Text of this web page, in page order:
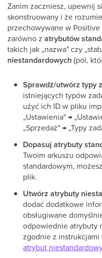
Zanim zaczniesz, upewnij
skonstruowany i że
przechowywane w
zarówno z atrybutów
takich jak „nazwa" czy
niestandardowych (pól,
Sprawdź/utwórz typy
istniejących typów
użyć ich ID w pliku
„Ustawienia" →
„Sprzedaż" → „Typy
Dopasuj atrybuty
Twoim arkuszu
standardowym,
plik.
Utwórz atrybuty
dodać dodatkowe
obsługiwane
odpowiednie atrybuty
zgodnie z
atrybut